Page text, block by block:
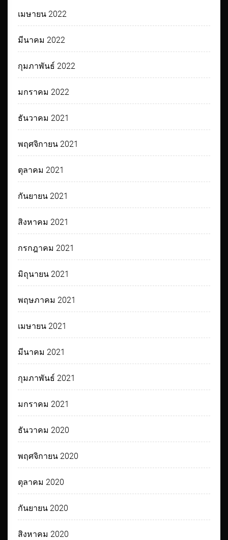
เมษายน 2022
มีนาคม 2022
กุมภาพันธ์ 2022
มกราคม 2022
ธันวาคม 2021
พฤศจิกายน 2021
ตุลาคม 2021
กันยายน 2021
สิงหาคม 2021
กรกฎาคม 2021
มิถุนายน 2021
พฤษภาคม 2021
เมษายน 2021
มีนาคม 2021
กุมภาพันธ์ 2021
มกราคม 2021
ธันวาคม 2020
พฤศจิกายน 2020
ตุลาคม 2020
กันยายน 2020
สิงหาคม 2020